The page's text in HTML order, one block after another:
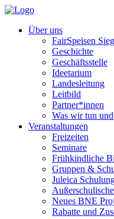
Über uns
FairSpeisen
Geschichte
Geschäftsstelle
Ideetarium
Landesleitung
Leitbild
Partner*innen
Was wir tun
Veranstaltungen
Freizeiten
Seminare
Frühkindliche
Gruppen &
Juleica
Neues BNE
Rabatte und